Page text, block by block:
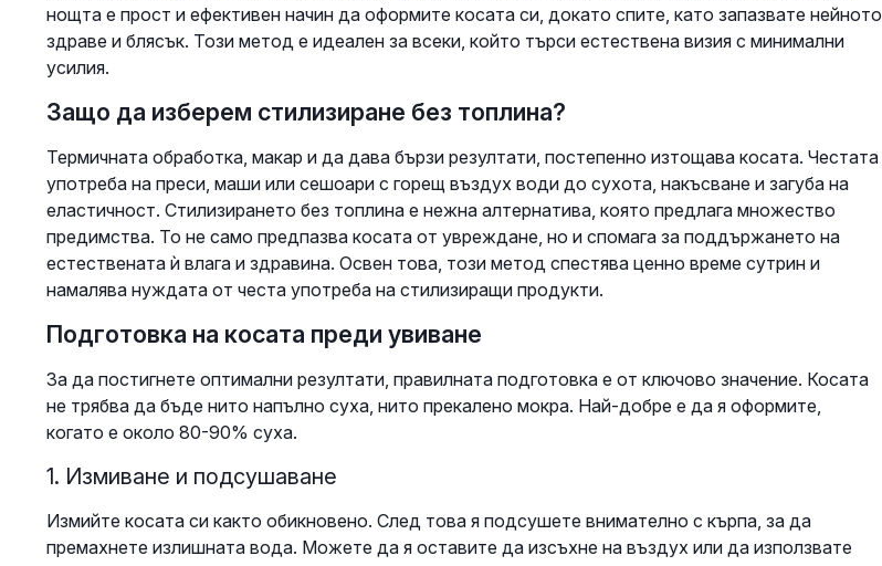
нощта е прост и ефективен начин да оформите косата си, докато спите, като запазвате нейното
здраве и блясък. Този метод е идеален за всеки, който търси естествена визия с минимални
усилия.
Защо да изберем стилизиране без топлина?
Термичната обработка, макар и да дава бързи резултати, постепенно изтощава косата. Честата
употреба на преси, маши или сешоари с горещ въздух води до сухота, накъсване и загуба на
еластичност. Стилизирането без топлина е нежна алтернатива, която предлага множество
предимства. То не само предпазва косата от увреждане, но и спомага за поддържането на
естествената ѝ влага и здравина. Освен това, този метод спестява ценно време сутрин и
намалява нуждата от честа употреба на стилизиращи продукти.
Подготовка на косата преди увиване
За да постигнете оптимални резултати, правилната подготовка е от ключово значение. Косата
не трябва да бъде нито напълно суха, нито прекалено мокра. Най-добре е да я оформите,
когато е около 80-90% суха.
1. Измиване и подсушаване
Измийте косата си както обикновено. След това я подсушете внимателно с кърпа, за да
премахнете излишната вода. Можете да я оставите да изсъхне на въздух или да използвате